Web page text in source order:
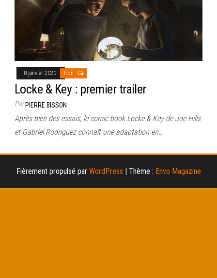
8 janvier 2020 Non
Locke & Key : premier trailer
ParPIERRE BISSON
Après bien des essais, le comic book Locke & Key de Joe Hills
et Gabriel Rodriguez connaît une adaptation en…
Fièrement propulsé par WordPress | Thème : Envo Magazine